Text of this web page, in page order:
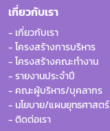
เกี่ยวกับเรา
- เกี่ยวกับเรา
- โครงสร้างการบริหาร
- โครงสร้างคณะทำงาน
- รายงานประจำปี
- คณะผู้บริหาร/บุคลากร
- นโยบาย/แผนยุทธศาสตร์
- ติดต่อเรา